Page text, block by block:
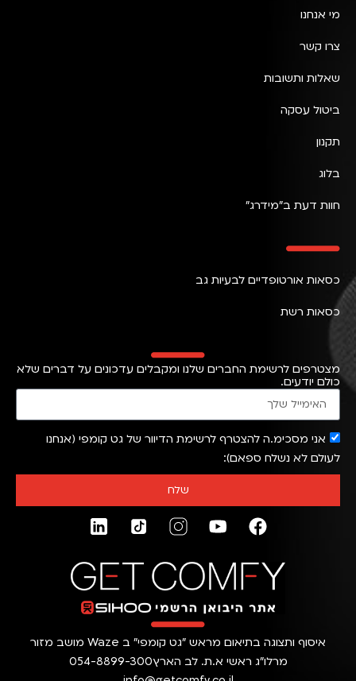
מי אנחנו
צרו קשר
שאלות ותשובות
ביטול עסקה
תקנון
בלוג
חוות דעת ב״מידרג״
כסאות אורטופדיים לבעיות גב
כסאות רשת
מצטרפים לרשימת החברים שלנו ומקבלים עדכונים על דברים שלא
כולם יודעים.
אני מסכימ.ה להצטרף לרשימת הדיוור של גט קומפי (אנחנו
לעולם לא נשלח ספאם)
שלח
איסוף ותצוגה בתיאום מראש ״גט קומפי״ ב Waze מושב מזור
מרלו״ג ראשי א.ת. לב הארץ054-8899-300